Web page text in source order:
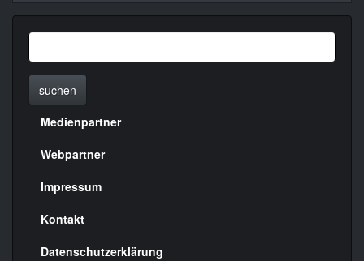
suchen
Menülinks
rechte
Seite
Medienpartner
Webpartner
Impressum
Kontakt
Datenschutzerklärung